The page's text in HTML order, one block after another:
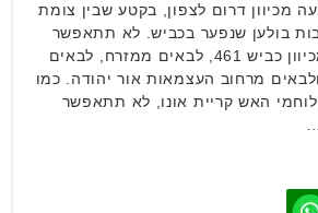
לתנועה מכיוון דרום לצפון, בקטע שבין צומת
בולען שנפער בכביש. לא תתאפשר
הכניסה לכביש 4622 מכיוון כביש 461, לבאים ממזרח, לבאים
מרחוב העצמאות אור יהודה. כמו
לוחמי האש קריית אונו, לא תתאפשר